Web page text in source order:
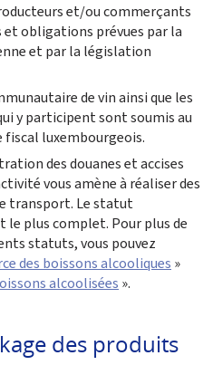
et/ou commerçants
obligations prévues par la
et par la législation
de vin ainsi que les
y ‎participent sont soumis au
luxembourgeois.
des douanes et accises
vous amène à réaliser des
transport. Le statut
le plus complet. Pour plus de
statuts, vous pouvez
des boissons alcooliques »
alcoolisées ».
des produits